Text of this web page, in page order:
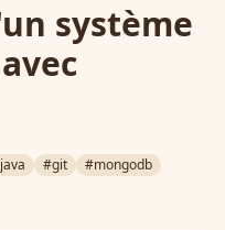
système
#git #mongodb